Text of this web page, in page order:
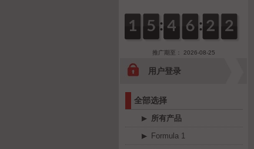
0
1
1 0
5
5 : 0
4
4 0
6
6 : 0
2
2 2
0
推广期至： 2026-08-25
用户登录
全部选择
所有产品
Formula 1